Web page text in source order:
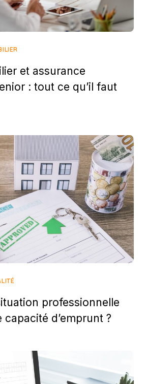
et assurance
: tout ce qu’il faut
professionnelle
d’emprunt ?